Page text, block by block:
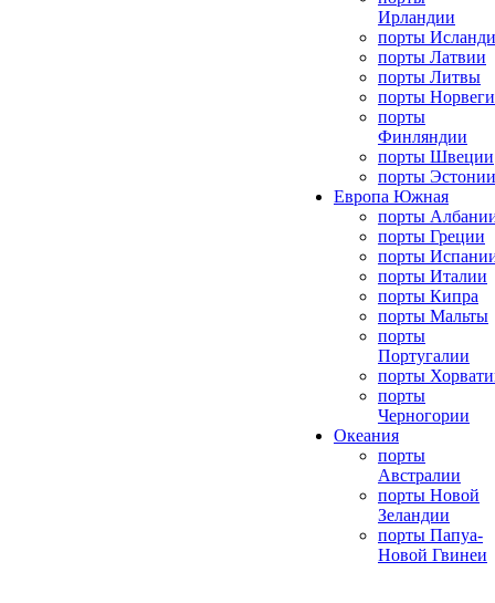
Ирландии
порты
порты Латвии
порты Литвы
порты
порты
Финляндии
порты Швеции
порты Эстонии
Европа Южная
порты
порты Греции
порты
порты Италии
порты Кипра
порты Мальты
порты
Португалии
порты
порты
Черногории
Океания
порты
Австралии
порты Новой
Зеландии
порты Папуа-
Новой Гвинеи